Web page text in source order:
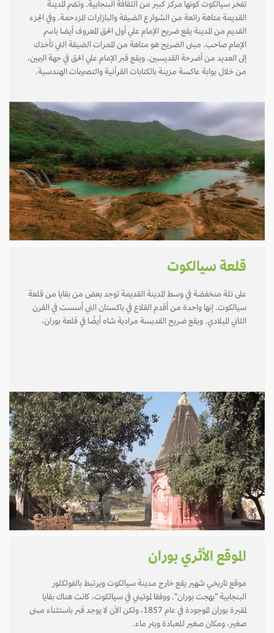
تفخر سيالكوت كونها مركز كبير من الثقافة البنجابية. وتضم المدينة
القديمة متاهة رائعة من الشوارع الضيقة والبازارات المزدحمة. وفي الجزء
القديم من المدينة يقع ضريح الإمام علي أول الحق المعروف أيضا باسم
الإمام صاحب. مبنى الضريح هو متاهة من الممرات الضيقة التي تأخذك
إلى العديد من أضرحة القديسين. ويقع قبر الإمام علي الحق في جهة اليمين،
من خلال بوابة عاكسة مزينة بالكتابات القرآنية والتصميمات الهندسية.
قلعة سيالكوت
على تلة منخفضة في وسط المدينة القديمة توجد بعض من بقايا من قلعة
سيالكوت. إنها واحدة من أقدم القلاع في باكستان التي أسست في القرن
الثاني الميلادي. ويقع ضريح القديسة مرادية شاه أيضًا في قلعة بوران،
الموقع الأثري بوران
موقع تاريخي شهير يقع خارج مدينة سيالكوت ويرتبط بالفولكلور
البنجابية "بهجت بوران". ووفقا لموتيني في سيالكوت، كانت هناك بقايا
لمقبرة بوران الموجودة في عام 1857، ولكن الآن لا يوجد قبر باستثناء مبنى
صغير، ومكان صغير للعبادة وبئر ماء.